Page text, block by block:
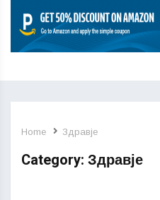
Home Здравје
Category: Здравје